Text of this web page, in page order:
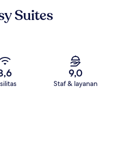
Suites
9,0
Staf & layanan